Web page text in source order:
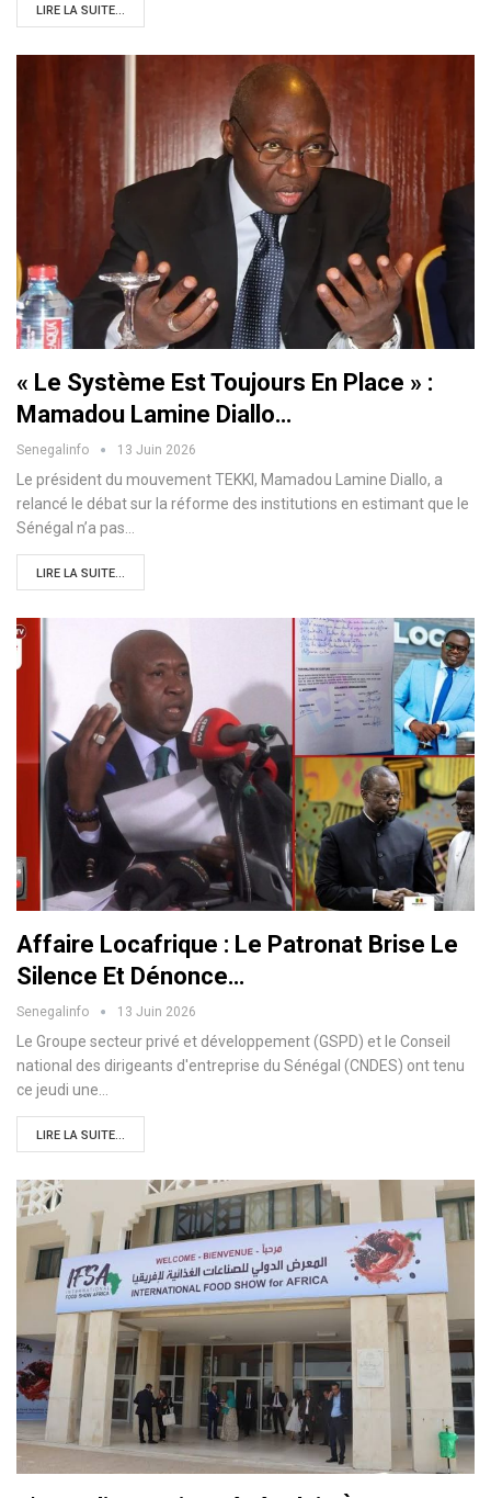
LIRE LA SUITE...
« Le Système Est Toujours En Place » :
Mamadou Lamine Diallo…
Senegalinfo 13 Juin 2026
Le président du mouvement TEKKI, Mamadou Lamine Diallo, a
relancé le débat sur la réforme des institutions en estimant que le
Sénégal n’a pas…
LIRE LA SUITE...
Affaire Locafrique : Le Patronat Brise Le
Silence Et Dénonce…
Senegalinfo 13 Juin 2026
Le Groupe secteur privé et développement (GSPD) et le Conseil
national des dirigeants d'entreprise du Sénégal (CNDES) ont tenu
ce jeudi une…
LIRE LA SUITE...